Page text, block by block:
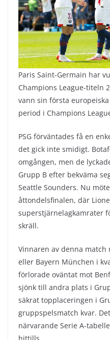
Paris Saint-Germain har
Champions League-titeln
vann sin första
period i Champions
PSG förväntades få en
det gick inte smidigt.
omgången, men de
Grupp B efter bekväma
Seattle Sounders. Nu
åttondelsfinalen, där
superstjärnelagkamrater
skräll.
Vinnaren av denna
eller Bayern München i
förlorade oväntat mot
sjönk till andra plats i
säkrat topplaceringen i
gruppspelsmatch kvar.
närvarande Serie A-